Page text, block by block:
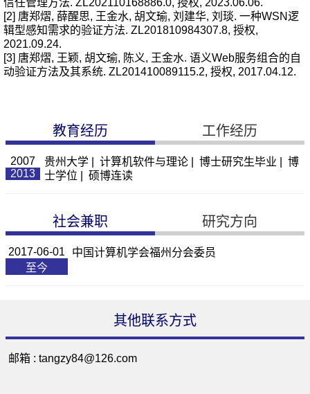
信任管理方法. ZL202110168886.0, 授权, 2023.06.06.
[2] 唐郑熠, 薛醒思, 王金水, 胡文瑜, 刘建华, 刘琰. 一种WSN逻
辑型感知需求的验证方法. ZL201810984307.8, 授权,
2021.09.24.
[3] 唐郑熠, 王颖, 胡文瑜, 陈义, 王金水. 语义Web服务组合的自
动验证方法及其系统. ZL201410089115.2, 授权, 2017.04.12.
教育经历 工作经历
2007
2013
贵州大学 | 计算机软件与理论 | 博士研究生毕业 | 博
士学位 | 硕博连读
社会兼职 研究方向
2017-06-01
至今
中国计算机学会福州分会委员
其他联系方式
邮箱 :tangzy84@126.com